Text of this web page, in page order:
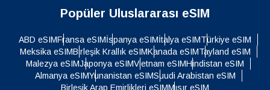
Popüler Uluslararası eSIM
ABD eSIMFransa eSIMİspanya eSIMİtalya eSIMTürkiye eSIM
Meksika eSIMBirleşik Krallık eSIMKanada eSIMTayland eSIM
Malezya eSIMJaponya eSIMVietnam eSIMHindistan eSIM
Almanya eSIMYunanistan eSIMSuudi Arabistan eSIM
Birleşik Arap Emirlikleri eSIMMısır eSIM